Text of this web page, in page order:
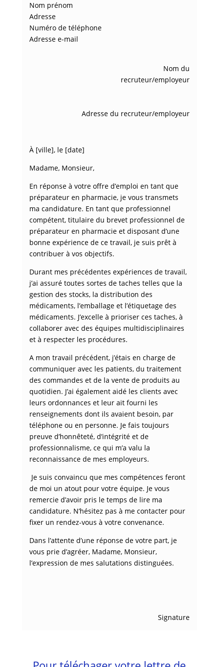
Nom prénom
Adresse
Numéro de téléphone
Adresse e-mail
Nom du
recruteur/employeur
Adresse du recruteur/employeur
À [ville], le [date]
Madame, Monsieur,
En réponse à votre offre d’emploi en tant que
préparateur en pharmacie, je vous transmets
ma candidature. En tant que professionnel
compétent, titulaire du brevet professionnel de
préparateur en pharmacie et disposant d’une
bonne expérience de ce travail, je suis prêt à
contribuer à vos objectifs.
Durant mes précédentes expériences de travail,
j’ai assuré toutes sortes de taches telles que la
gestion des stocks, la distribution des
médicaments, l’emballage et l’étiquetage des
médicaments. J’excelle à prioriser ces taches, à
collaborer avec des équipes multidisciplinaires
et à respecter les procédures.
A mon travail précédent, j’étais en charge de
communiquer avec les patients, du traitement
des commandes et de la vente de produits au
quotidien. J’ai également aidé les clients avec
leurs ordonnances et leur ait fourni les
renseignements dont ils avaient besoin, par
téléphone ou en personne. Je fais toujours
preuve d’honnêteté, d’intégrité et de
professionnalisme, ce qui m’a valu la
reconnaissance de mes employeurs.
Je suis convaincu que mes compétences feront
de moi un atout pour votre équipe. Je vous
remercie d’avoir pris le temps de lire ma
candidature. N’hésitez pas à me contacter pour
fixer un rendez-vous à votre convenance.
Dans l’attente d’une réponse de votre part, je
vous prie d’agréer, Madame, Monsieur,
l’expression de mes salutations distinguées.
Signature